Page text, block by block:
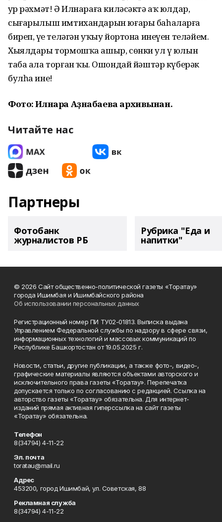
ҙур рәхмәт! Ә Илнараға киләсәктә аҡ юлдар,
сығарылыш имтихандарын юғары баһаларға
биреп, үҙе теләгән уҡыу йортона инеүен теләйем.
Хыялдары тормошҡа ашыр, сөнки ул үҙ юлын
таба ала торған ҡыҙ. Ошондай йәштәр күберәк
булһа ине!
Фото: Илнара Аҙнабаева архивынан.
Читайте нас
Партнеры
Фотобанк
журналистов РБ
Рубрика "Еда и
напитки"
© 2026 Сайт общественно-политической газеты «Торатау»
города Ишимбая и Ишимбайского района
Об использовании персональных данных
Регистрационный номер ПИ ТУ02-01813. Выписка выдана
Управлением Федеральной службы по надзору в сфере связи,
информационных технологий и массовых коммуникаций по
Республике Башкортостан от 19.05.2025 г.
Новости, статьи, другие публикации, а также фото-, видео-,
графические материалы являются объектами авторского и
исключительного права газеты «Торатау». Перепечатка
допускается только по согласованию с редакцией. Ссылка на
авторство газеты «Торатау» обязательна. Для интернет-
изданий прямая активная гиперссылка на сайт газеты
«Торатау» обязательна.
Телефон
8(34794) 4-11-22
Эл. почта
toratau@mail.ru
Адрес
453200, город Ишимбай, ул. Советская, 88
Рекламная служба
8(34794) 4-11-22